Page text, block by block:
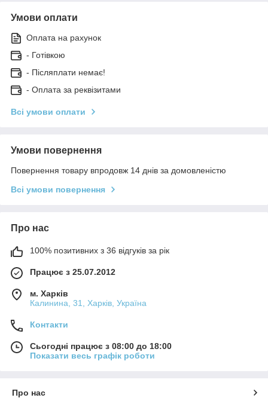
Умови оплати
Оплата на рахунок
- Готівкою
- Післяплати немає!
- Оплата за реквізитами
Всі умови оплати
Умови повернення
Повернення товару впродовж 14 днів за домовленістю
Всі умови повернення
Про нас
100% позитивних з 36 відгуків за рік
Працює з 25.07.2012
м. Харків
Калинина, 31, Харків, Україна
Контакти
Сьогодні працює з 08:00 до 18:00
Показати весь графік роботи
Про нас